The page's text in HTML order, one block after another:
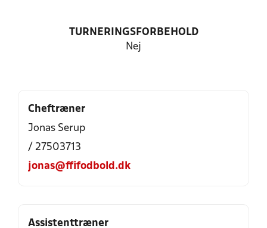
TURNERINGSFORBEHOLD
Nej
Cheftræner
Jonas Serup
/ 27503713
jonas@ffifodbold.dk
Assistenttræner